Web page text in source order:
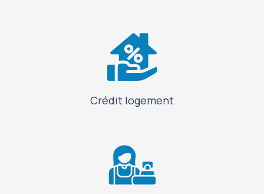
Crédit logement